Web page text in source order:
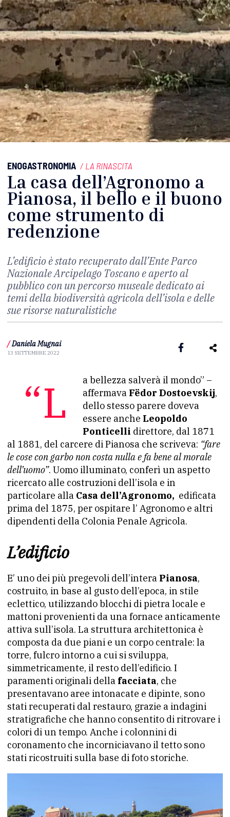
ENOGASTRONOMIA / LA RINASCITA
La casa dell’Agronomo a
Pianosa, il bello e il buono
come strumento di
redenzione
L’edificioè statorecuperato dall’Ente Parco
Nazionale Arcipelago Toscano e aperto al
pubblico con un percorso museale dedicato ai
temi della biodiversità agricola dell’isola e delle
sue risorse naturalistiche
/ Daniela Mugnai
13 SETTEMBRE 2022
“La bellezza salverà il mondo” – affermava Fëdor Dostoevskij,
dello stesso parere doveva
essere anche Leopoldo
Ponticelli direttore, dal 1871
al 1881, del carcere di Pianosa che scriveva: “fare
le cose con garbo non costa nulla e fa bene al morale
dell’uomo”. Uomo illuminato, conferì un aspetto
ricercato alle costruzioni dell’isola e in
particolare alla Casa dell’Agronomo, edificata
prima del 1875, per ospitare l’ Agronomo e altri
dipendenti della Colonia Penale Agricola.
L’edificio
E’ uno dei più pregevoli dell’intera Pianosa,
costruito, in base al gusto dell’epoca, in stile
eclettico, utilizzando blocchi di pietra locale e
mattoni provenienti da una fornace anticamente
attiva sull’isola. La struttura architettonica è
composta da due piani e un corpo centrale: la
torre, fulcro intorno a cui si sviluppa,
simmetricamente, il resto dell’edificio. I
paramenti originali della facciata, che
presentavano aree intonacate e dipinte, sono
stati recuperati dal restauro, grazie a indagini
stratigrafiche che hanno consentito di ritrovare i
colori di un tempo. Anche i colonnini di
coronamento che incorniciavano il tetto sono
stati ricostruiti sulla base di foto storiche.